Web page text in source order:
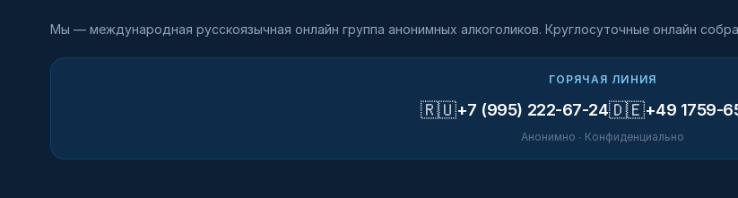
Мы — международная русскоязычная онлайн группа анонимных алкоголиков. Круглосуточные онлайн
ГОРЯЧАЯ ЛИНИЯ
🇷🇺+7 (995) 222-67-24🇩🇪+49 1759-
Анонимно · Конфиденциально